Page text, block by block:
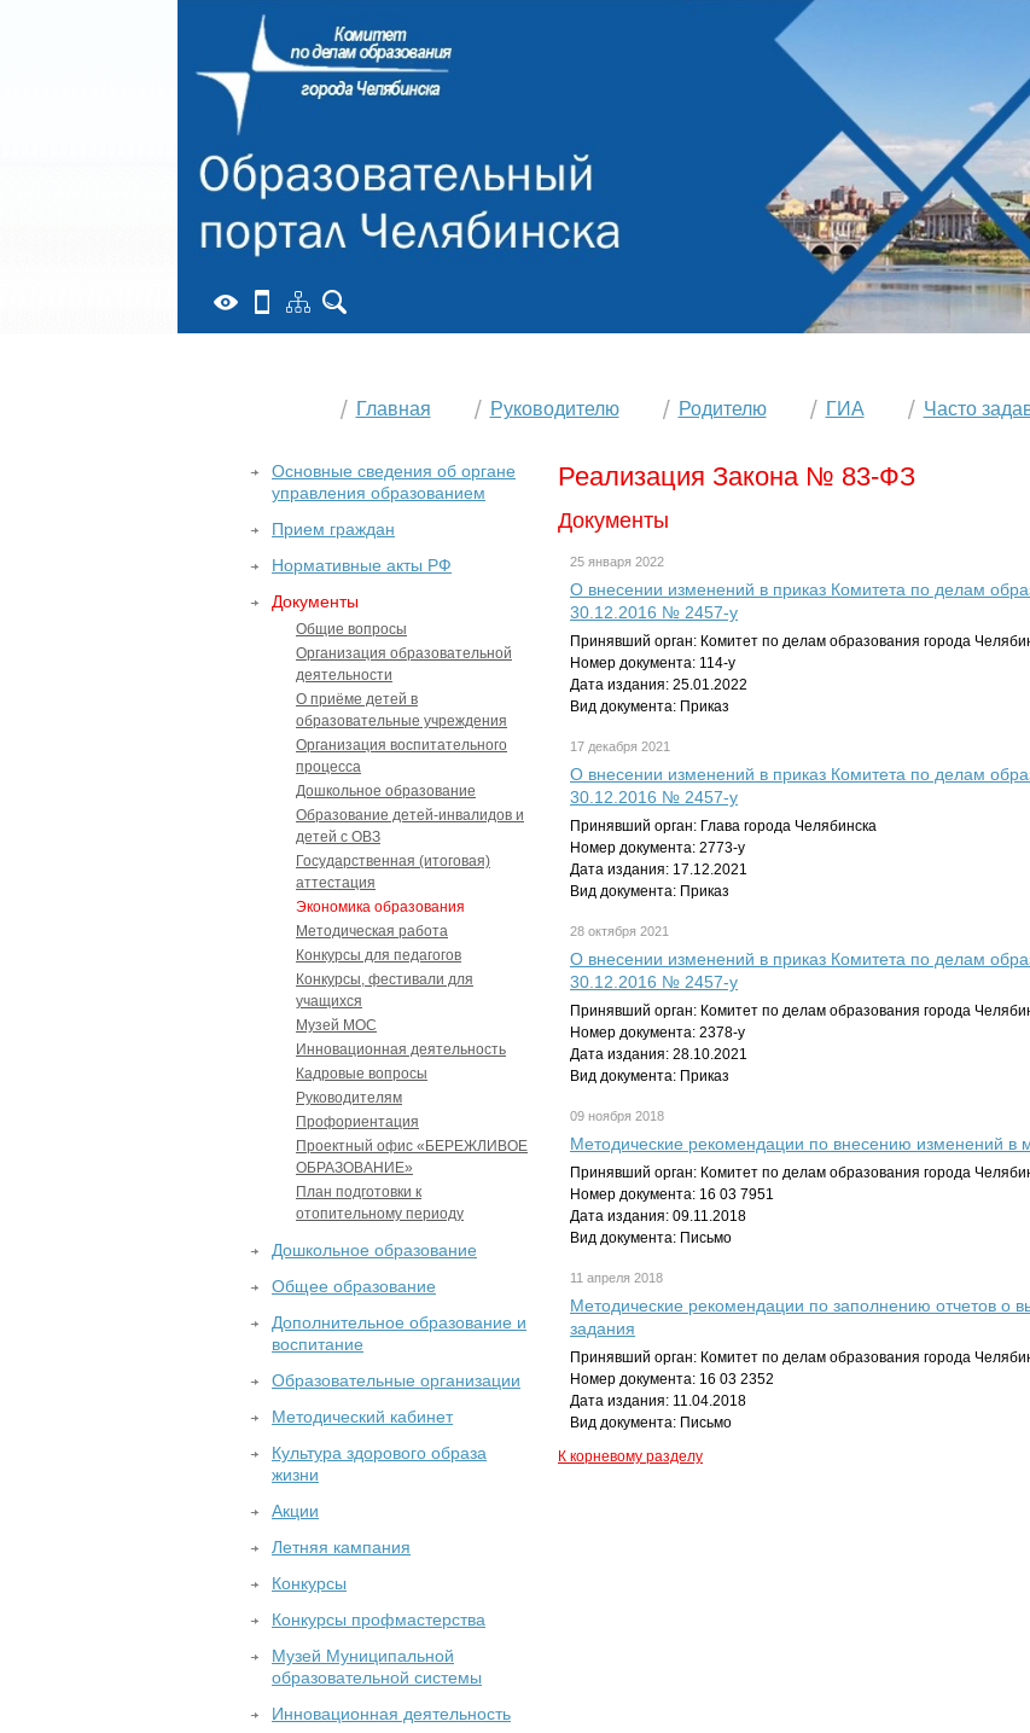
Главная Руководителю Родителю ГИА Часто
Реализация Закона № 83-ФЗ
Документы
25 января 2022
О внесении изменений в приказ Комитета по делам
30.12.2016 № 2457-у
Принявший орган: Комитет по делам образования города
Номер документа: 114-у
Дата издания: 25.01.2022
Вид документа: Приказ
17 декабря 2021
О внесении изменений в приказ Комитета по делам
30.12.2016 № 2457-у
Принявший орган: Глава города Челябинска
Номер документа: 2773-у
Дата издания: 17.12.2021
Вид документа: Приказ
28 октября 2021
О внесении изменений в приказ Комитета по делам
30.12.2016 № 2457-у
Принявший орган: Комитет по делам образования города
Номер документа: 2378-у
Дата издания: 28.10.2021
Вид документа: Приказ
09 ноября 2018
Методические рекомендации по внесению изменений в
Принявший орган: Комитет по делам образования города
Номер документа: 16 03 7951
Дата издания: 09.11.2018
Вид документа: Письмо
11 апреля 2018
Методические рекомендации по заполнению отчетов о
задания
Принявший орган: Комитет по делам образования города
Номер документа: 16 03 2352
Дата издания: 11.04.2018
Вид документа: Письмо
К корневому разделу
Основные сведения об органе
управления образованием
Прием граждан
Нормативные акты РФ
Документы
Общие вопросы
Организация образовательной
деятельности
О приёме детей в
образовательные учреждения
Организация воспитательного
процесса
Дошкольное образование
Образование детей-инвалидов и
детей с ОВЗ
Государственная (итоговая)
аттестация
Экономика образования
Методическая работа
Конкурсы для педагогов
Конкурсы, фестивали для
учащихся
Музей МОС
Инновационная деятельность
Кадровые вопросы
Руководителям
Профориентация
Проектный офис «БЕРЕЖЛИВОЕ
ОБРАЗОВАНИЕ»
План подготовки к
отопительному периоду
Дошкольное образование
Общее образование
Дополнительное образование и
воспитание
Образовательные организации
Методический кабинет
Культура здорового образа
жизни
Акции
Летняя кампания
Конкурсы
Конкурсы профмастерства
Музей Муниципальной
образовательной системы
Инновационная деятельность